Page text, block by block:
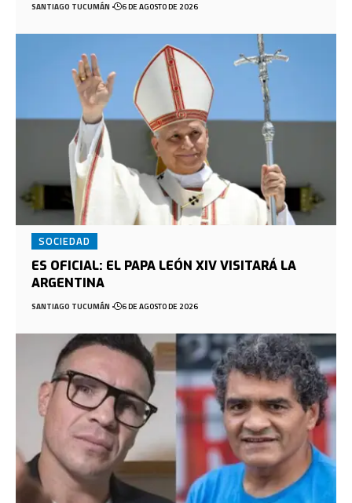
SANTIAGO TUCUMÁN 6 DE AGOSTO DE 2026
SOCIEDAD
ES OFICIAL: EL PAPA LEÓN XIV VISITARÁ LA
ARGENTINA
SANTIAGO TUCUMÁN 6 DE AGOSTO DE 2026